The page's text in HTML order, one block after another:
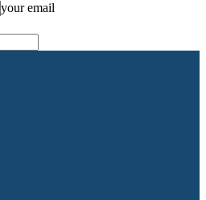
your email